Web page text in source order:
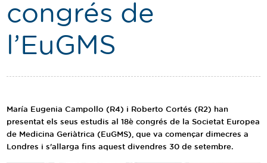
Cercador
Català
Segueix-nos:
congrés de
l’EuGMS
María Eugenia Campollo (R4) i Roberto Cortés (R2) han
presentat els seus estudis al 18è congrés de la Societat Europea
de Medicina Geriàtrica (EuGMS), que va començar dimecres a
Londres i s'allarga fins aquest divendres 30 de setembre.